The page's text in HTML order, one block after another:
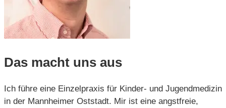
Das macht uns aus
Ich führe eine Einzelpraxis für Kinder- und Jugendmedizin
in der Mannheimer Oststadt. Mir ist eine angstfreie,